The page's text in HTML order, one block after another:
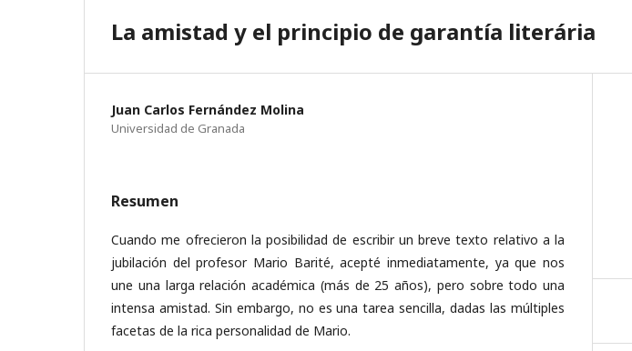
La amistad y el principio de garantía literária
Juan Carlos Fernández Molina
Universidad de Granada
Resumen
Cuando me ofrecieron la posibilidad de escribir un breve texto relativo a la
jubilación del profesor Mario Barité, acepté inmediatamente, ya que nos
une una larga relación académica (más de 25 años), pero sobre todo una
intensa amistad. Sin embargo, no es una tarea sencilla, dadas las múltiples
facetas de la rica personalidad de Mario.